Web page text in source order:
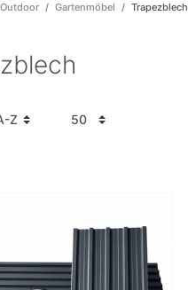
Gartenmöbel Trapezblech